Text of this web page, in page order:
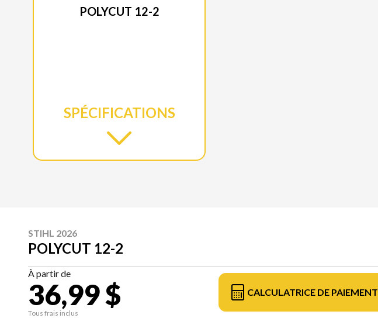
POLYCUT 12-2
SPÉCIFICATIONS
STIHL 2026
POLYCUT 12-2
À partir de
36,99 $
Tous frais inclus
CALCULATRICE DE PAIEMENT